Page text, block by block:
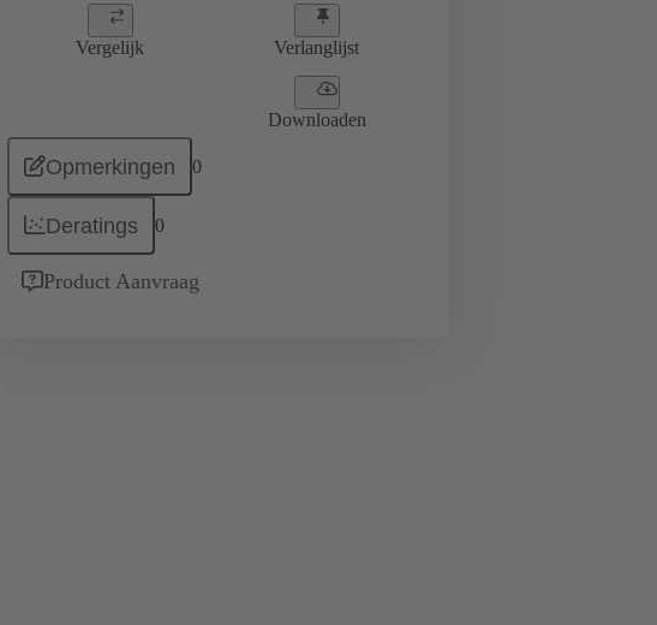
Vergelijk Verlanglijst
Downloaden
Opmerkingen 0
Deratings 0
Product Aanvraag